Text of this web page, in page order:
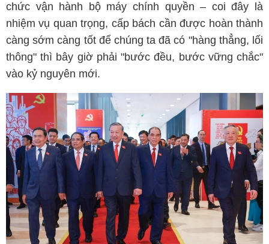
chức vận hành bộ máy chính quyền – coi đây là
nhiệm vụ quan trọng, cấp bách cần được hoàn thành
càng sớm càng tốt để chúng ta đã có "hàng thẳng, lối
thông" thì bây giờ phải "bước đều, bước vững chắc"
vào kỷ nguyên mới.